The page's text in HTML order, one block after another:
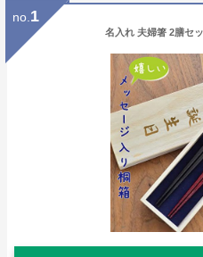
no. 1
名入れ 夫婦箸 2膳セ